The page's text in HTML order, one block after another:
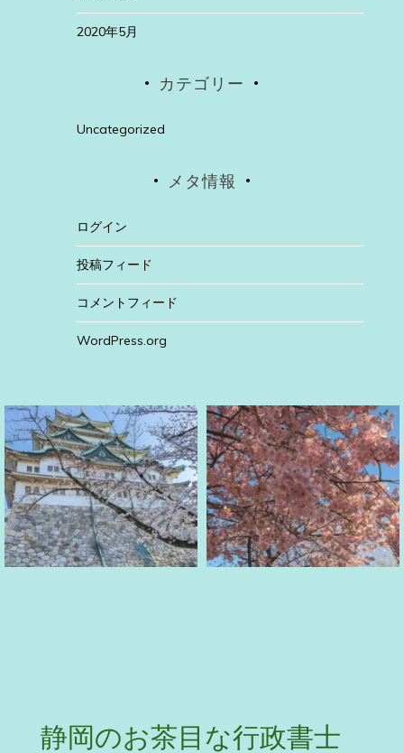
2020年5月
カテゴリー
Uncategorized
メタ情報
ログイン
投稿フィード
コメントフィード
WordPress.org
静岡のお茶目な行政書士